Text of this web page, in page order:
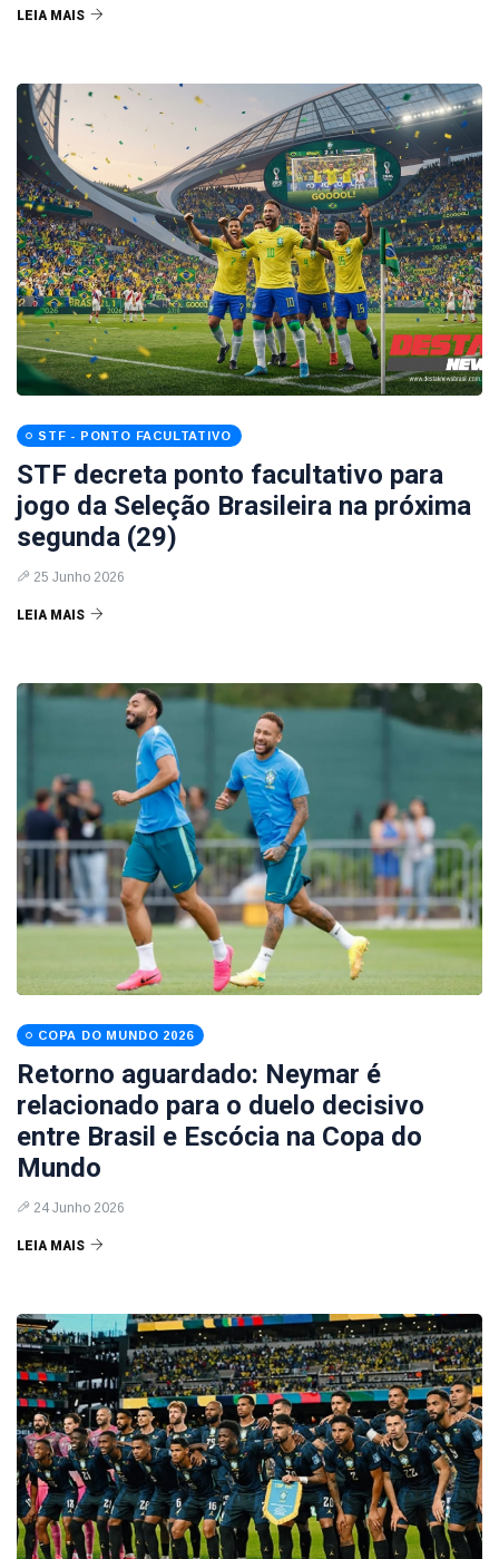
LEIA MAIS
STF - PONTO FACULTATIVO
STF decreta ponto facultativo para
jogo da Seleção Brasileira na próxima
segunda (29)
25 Junho 2026
LEIA MAIS
COPA DO MUNDO 2026
Retorno aguardado: Neymar é
relacionado para o duelo decisivo
entre Brasil e Escócia na Copa do
Mundo
24 Junho 2026
LEIA MAIS